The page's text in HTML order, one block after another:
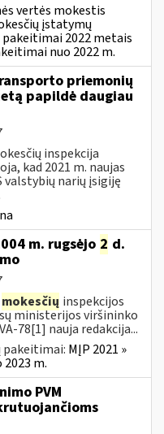
vertės mokestis
įstatymų
2022 metais
nuo 2022 m.
priemonių
papildė daugiau
inspekcija
kad 2021 m. naujas
narių įsigiję
m. rugsėjo 2 d.
mokesčių inspekcijos
ministerijos viršininko
78[1] nauja redakcija...
pakeitimai: MĮP 2021 »
m.
PVM